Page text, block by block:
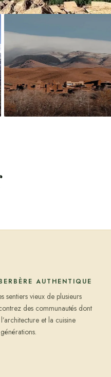
AUTHENTIQUE
sentiers vieux de plusieurs
des communautés dont
et la cuisine